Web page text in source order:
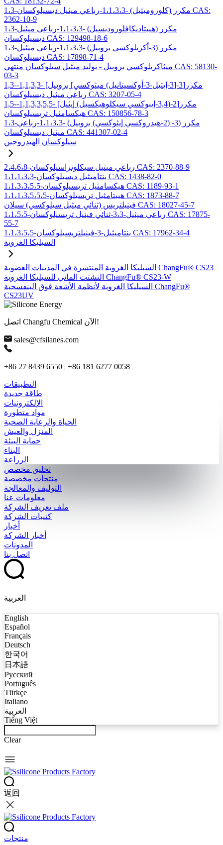
1،3-مكرر (كلوروميثيل) -1،1،3،3-رباعي ميثيل ديسيلوكسان CAS:
2362-10-9
1،3-مكرر (هيبتاديكافلوروديسيل) -1،1،3،3-رباعي ميثيل
ديسيلوكسان CAS: 129498-18-6
1،3-مكرر (3-أكريلوكسي بروبيل) -1،1،3،3-رباعي ميثيل
ديسيلوكسان CAS: 17898-71-4
ميثاكريلوكسي بروبيل - بوليد ميثيل سيلوكسان منتهي CAS: 58130-
03-3
1,3-مكرر[3-[3-إيثيل-3-أوكسيتانيل) ميثوكسي] بروبيل] -1,1,3,3-
رباعي ميثيل ديسيلوكسان CAS: 3207-05-4
1,5-مكرر[2-(3,4-إيبوكسي سيكلوهيكسيل) إيثيل] -1,1,3,3,5,5-
هيكسامثيل تريسيلوكسان CAS: 150856-78-3
1،3-مكرر (3- (2-هيدروكسي إيثوكسي) بروبيل) -1،1،3،3-رباعي
ميثيل ديسيلوكسان CAS: 441307-02-4
سيلوكسان الهيدروجين
2،4،6،8-رباعي ميثيل سيكلوتراسيلوكسان CAS: 2370-88-9
1،1،1،3،3-بنتاميثيل ديسيلوكسان CAS: 1438-82-0
1،1،3،3،5،5-هيكسامثيل تريسيلوكسان CAS: 1189-93-1
1،1،1،3،5،5،5-هيبتامثيل تريسيلوكسان CAS: 1873-88-7
فينيلتريس (ثنائي ميثيل سيلوكسي) سيلان CAS: 18027-45-7
1،1،5،5-رباعي ميثيل-3،3-ثنائي فينيل تريسيلوكسان CAS: 17875-
55-7
1،1،3،5،5-بنتاميثيل-3-فينيلتريسيلوكسان CAS: 17962-34-4
السيليكا الغروية
السيليكا الغروية المنتشرة في المذيبات العضوية ChangFu® CS23
التشتت المائي للسيليكا الغروية ChangFu® CS23-W
السيليكا الغروية لأنظمة الأشعة فوق البنفسجية ChangFu®
CS23UV
اتصل Changfu Chemical الآن!
sales@cfsilanes.com
+86 27 8439 6550 | +86 181 6277 0058
التطبيقات
طاقة جديدة
الإلكترونيات
مواد متطورة
الحياة والرعاية الصحية
المنزل والعيش
حماية البيئة
البناء
الزراعة
تخليق مخصص
منتجات مخصصة
التوليف والمعالجة
معلومات عنا
ملف تعريف الشركة
كتيبات الشركة
أخبار
أخبار الشركة
المدونات
اتصل بنا
العربية
English
Español
Français
Deutsch
한국어
日本語
Русский
Português
Türkçe
Italiano
العربية
Tiếng Việt
Clear
返回
منتجات